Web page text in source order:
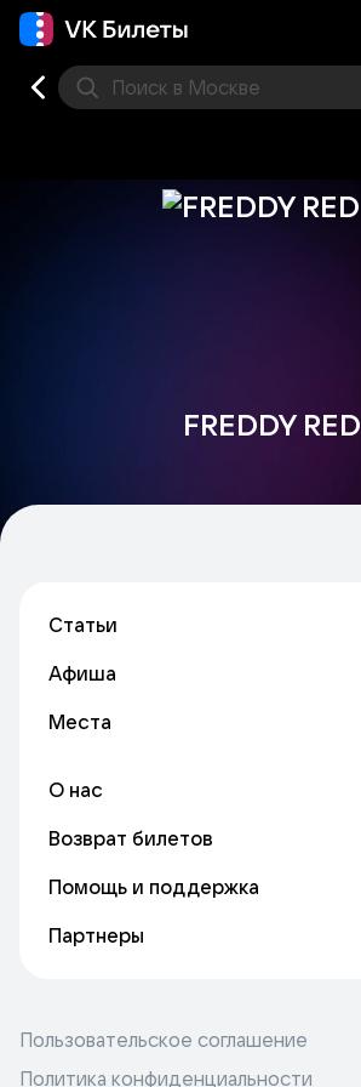
Поиск в Москве
FREDDY RED
Статьи
Афиша
Места
О нас
Возврат билетов
Помощь и поддержка
Партнеры
Пользовательское соглашение
Политика конфиденциальности